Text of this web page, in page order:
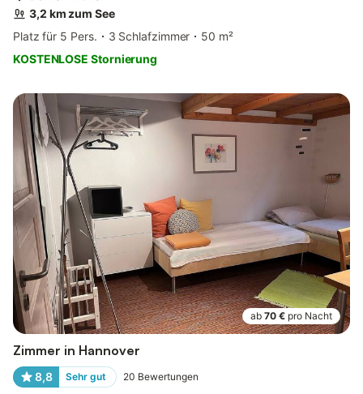
3,2 km zum See
Platz für 5 Pers.
3 Schlafzimmer
50 m²
KOSTENLOSE Stornierung
ab 70 € pro Nacht
Zimmer in Hannover
8,8 Sehr gut 20 Bewertungen